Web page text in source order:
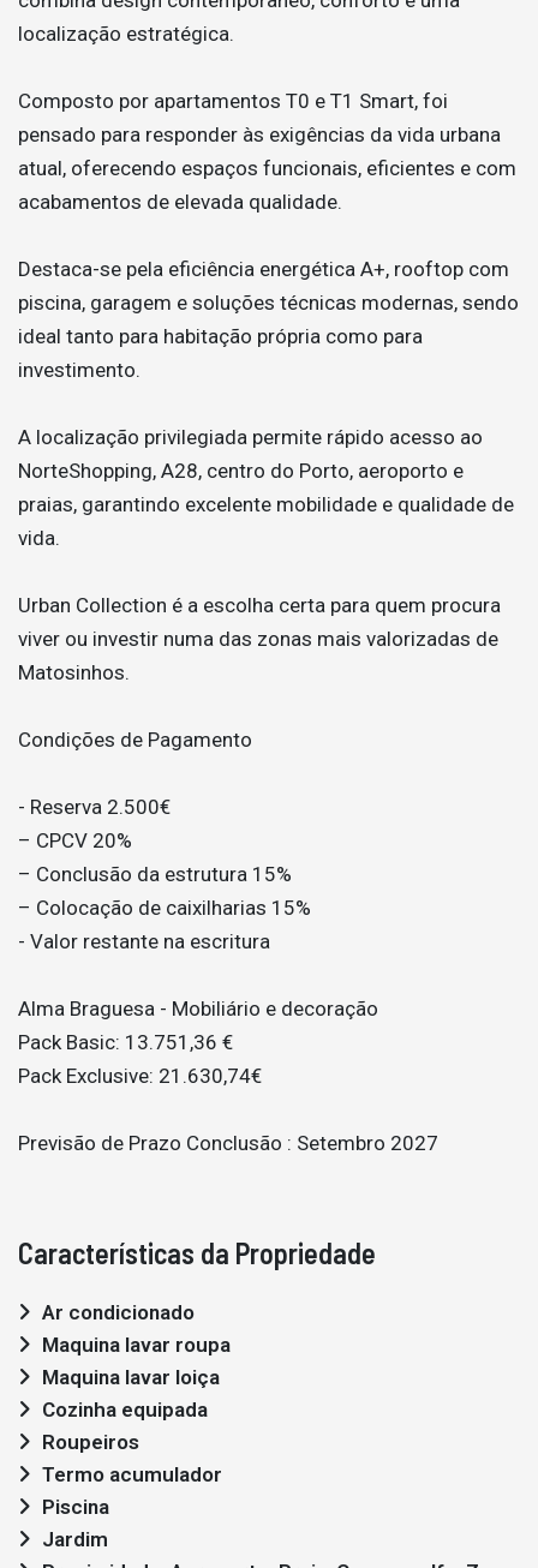
localização estratégica.
Composto por apartamentos T0 e T1 Smart, foi
pensado para responder às exigências da vida urbana
atual, oferecendo espaços funcionais, eficientes e com
acabamentos de elevada qualidade.
Destaca-se pela eficiência energética A+, rooftop com
piscina, garagem e soluções técnicas modernas, sendo
ideal tanto para habitação própria como para
investimento.
A localização privilegiada permite rápido acesso ao
NorteShopping, A28, centro do Porto, aeroporto e
praias, garantindo excelente mobilidade e qualidade de
vida.
Urban Collection é a escolha certa para quem procura
viver ou investir numa das zonas mais valorizadas de
Matosinhos.
Condições de Pagamento
- Reserva 2.500€
– CPCV 20%
– Conclusão da estrutura 15%
– Colocação de caixilharias 15%
- Valor restante na escritura
Alma Braguesa - Mobiliário e decoração
Pack Basic: 13.751,36 €
Pack Exclusive: 21.630,74€
Previsão de Prazo Conclusão : Setembro 2027
Características da Propriedade
Ar condicionado
Maquina lavar roupa
Maquina lavar loiça
Cozinha equipada
Roupeiros
Termo acumulador
Piscina
Jardim